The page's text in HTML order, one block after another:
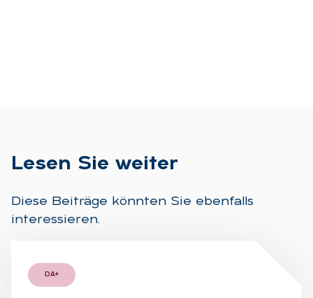
Le­sen Sie wei­ter
Diese Beiträge könnten Sie ebenfalls
interessieren.
DA+